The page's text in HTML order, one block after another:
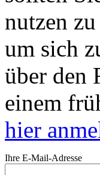
nutzen
um sich
über den
einem
hier
Ihre E-Mail-Adresse